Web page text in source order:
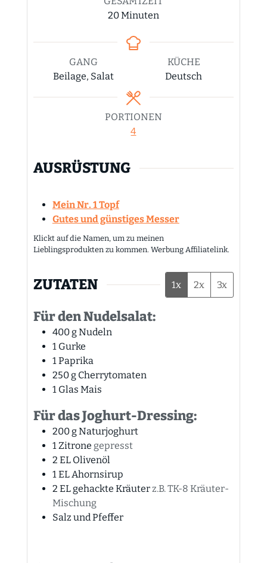
20Minuten
Minuten
GANG
Beilage, Salat
KÜCHE
Deutsch
PORTIONEN
4
AUSRÜSTUNG
Mein Nr. 1 Topf
Gutes und günstiges Messer
Klickt auf die Namen, um zu meinen
Lieblingsprodukten zu kommen. Werbung Affiliatelink.
ZUTATEN 1x 2x 3x
Für den Nudelsalat:
400gNudeln
1 Gurke
1Paprika
250g Cherrytomaten
1 Glas Mais
Für das Joghurt-Dressing:
200gNaturjoghurt
1 Zitrone gepresst
2 EL Olivenöl
1 EL Ahornsirup
2 ELgehackte Kräuterz.B. TK-8 Kräuter-
Mischung
Salz und Pfeffer